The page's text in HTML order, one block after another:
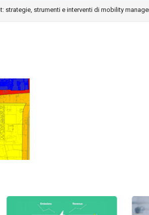
strategie, strumenti e interventi di mobility